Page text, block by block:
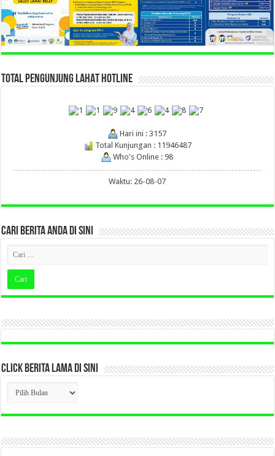
TOTAL PENGUNJUNG LAHAT HOTLINE
Hari ini : 3157
Total Kunjungan : 11946487
Who's Online : 98
Waktu: 26-08-07
CARI BERITA ANDA DI SINI
CLICK BERITA LAMA DI SINI
CLICK
BERITA
LAMA
DI